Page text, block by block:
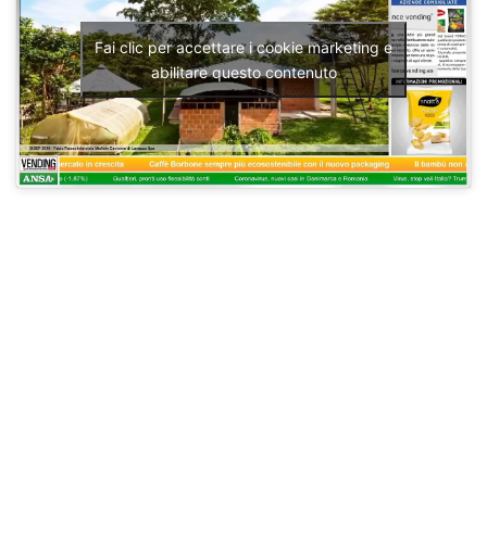
Fai clic per accettare i cookie marketing e
abilitare questo contenuto